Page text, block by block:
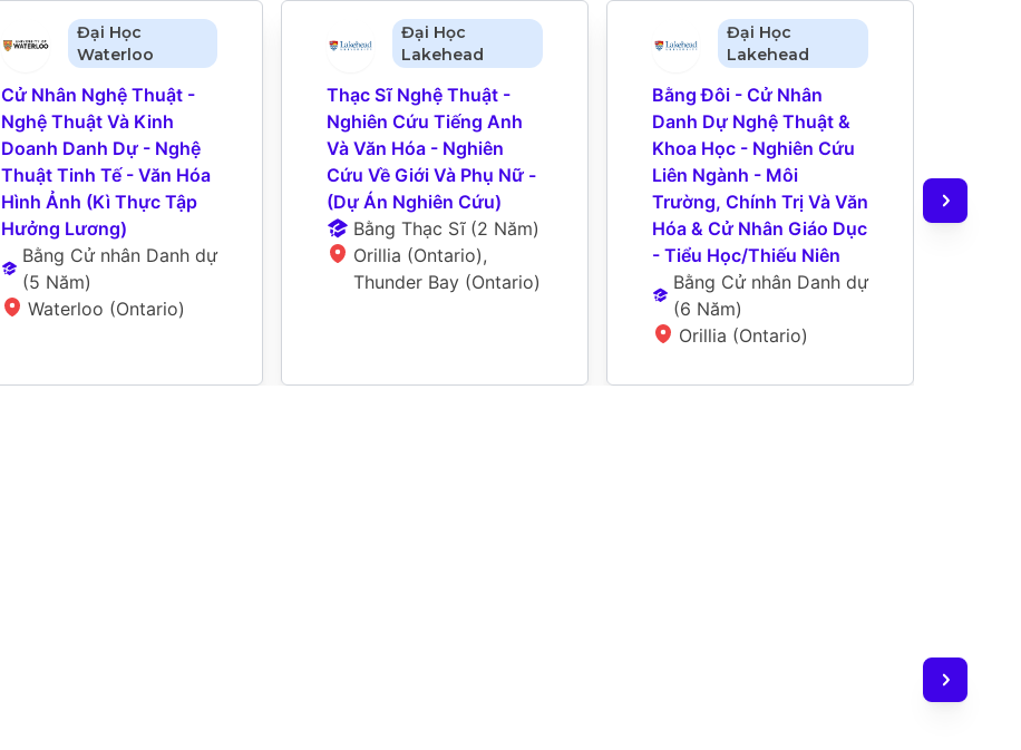
Đại Học
Waterloo
Cử Nhân Nghệ Thuật -
Nghệ Thuật Và Kinh
Doanh Danh Dự - Nghệ
Thuật Tinh Tế - Văn Hóa
Hình Ảnh (Kì Thực Tập
Hưởng Lương)
Bằng Cử nhân Danh dự
(5 Năm)
Waterloo (Ontario)
Đại Học
Lakehead
Thạc Sĩ Nghệ Thuật -
Nghiên Cứu Tiếng Anh
Và Văn Hóa - Nghiên
Cứu Về Giới Và Phụ Nữ -
(Dự Án Nghiên Cứu)
Bằng Thạc Sĩ (2 Năm)
Orillia (Ontario),
Thunder Bay (Ontario)
Đại Học
Lakehead
Bằng Đôi - Cử Nhân
Danh Dự Nghệ Thuật &
Khoa Học - Nghiên Cứu
Liên Ngành - Môi
Trường, Chính Trị Và Văn
Hóa & Cử Nhân Giáo Dục
- Tiểu Học/Thiếu Niên
Bằng Cử nhân Danh dự
(6 Năm)
Orillia (Ontario)